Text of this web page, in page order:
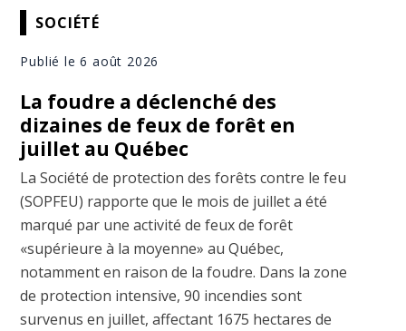
SOCIÉTÉ
Publié le 6 août 2026
La foudre a déclenché des
dizaines de feux de forêt en
juillet au Québec
La Société de protection des forêts contre le feu
(SOPFEU) rapporte que le mois de juillet a été
marqué par une activité de feux de forêt
«supérieure à la moyenne» au Québec,
notamment en raison de la foudre. Dans la zone
de protection intensive, 90 incendies sont
survenus en juillet, affectant 1675 hectares de